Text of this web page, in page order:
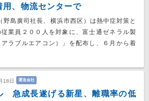
用、物流センターで
野島廣司社長、横浜市西区）は熱中症対策と
業員２００人を対象に、富士通ゼネラル製
ラブルエアコン）」を配布し、６月から着
18日 運送会社
急成長遂げる新星、離職率の低